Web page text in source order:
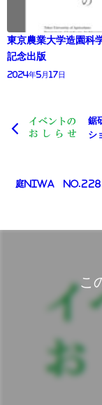
東京農業大学造園科
記念出版
2024年5月17日
鋸
シ
庭NIWA No.228
こ